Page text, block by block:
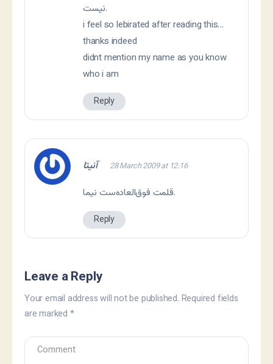
نیست.
i feel so lebirated after reading this…
thanks indeed
didnt mention my name as you know
who i am
Reply
آنیتا 28 March 2009 at 12:16
قلمت فوق‌العاده‌ست نیما.
Reply
Leave a Reply
Your email address will not be published. Required fields
are marked *